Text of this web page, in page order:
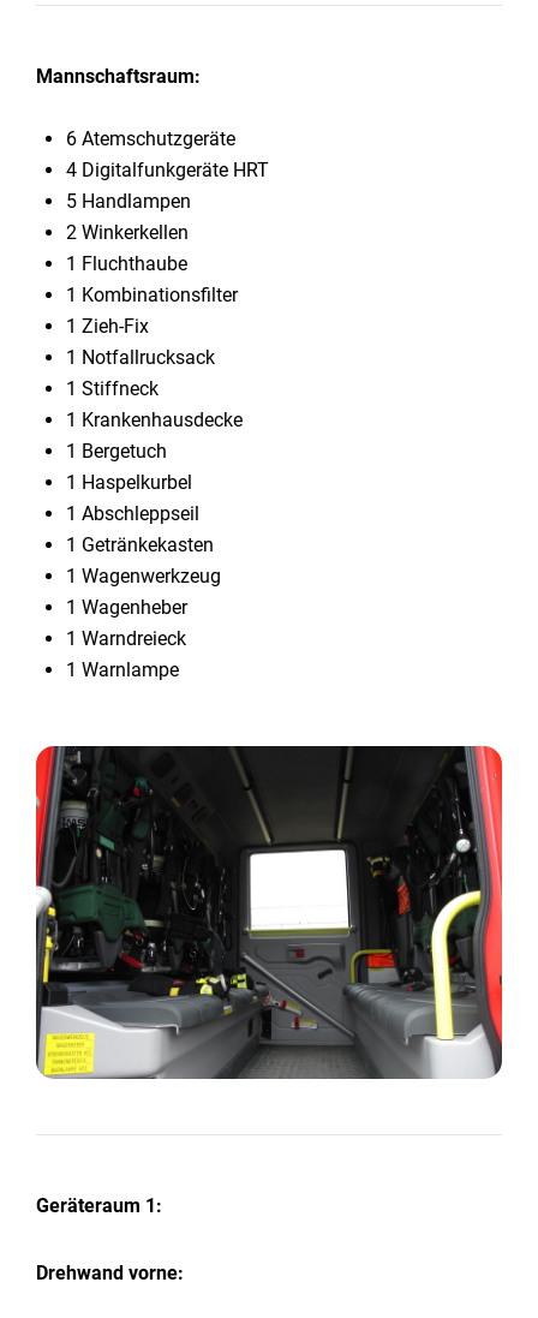
Mannschaftsraum:
6 Atemschutzgeräte
4 Digitalfunkgeräte HRT
5 Handlampen
2 Winkerkellen
1 Fluchthaube
1 Kombinationsfilter
1 Zieh-Fix
1 Notfallrucksack
1 Stiffneck
1 Krankenhausdecke
1 Bergetuch
1 Haspelkurbel
1 Abschleppseil
1 Getränkekasten
1 Wagenwerkzeug
1 Wagenheber
1 Warndreieck
1 Warnlampe
Geräteraum 1:
Drehwand vorne: